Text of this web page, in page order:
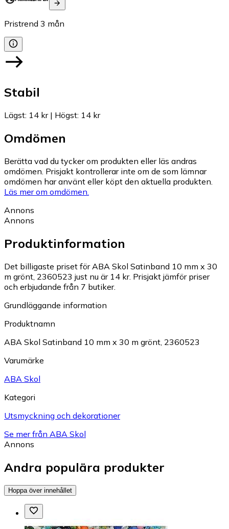
Pristrend 3 mån
Stabil
Lägst: 14 kr| Högst: 14 kr
Omdömen
Berätta vad du tycker om produkten eller läs andras
omdömen. Prisjakt kontrollerar inte om de som lämnar
omdömen har använt eller köpt den aktuella produkten.
Läs mer om omdömen.
Annons
Annons
Produktinformation
Det billigaste priset för ABA Skol Satinband 10 mm x 30
m grönt, 2360523 just nu är 14 kr. Prisjakt jämför priser
och erbjudande från 7 butiker.
Grundläggande information
Produktnamn
ABA Skol Satinband 10 mm x 30 m grönt, 2360523
Varumärke
ABA Skol
Kategori
Utsmyckning och dekorationer
Se mer från ABA Skol
Annons
Andra populära produkter
Hoppa över innehållet